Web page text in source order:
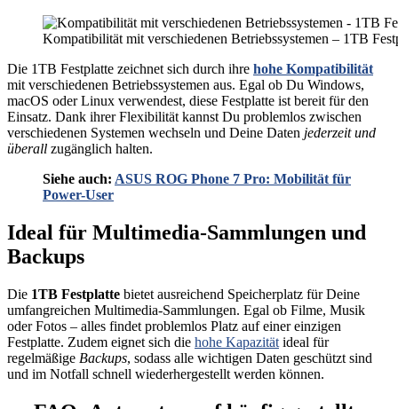
Kompatibilität mit verschiedenen Betriebssystemen – 1TB
Die 1TB Festplatte zeichnet sich durch ihre hohe Kompatibilität
mit verschiedenen Betriebssystemen aus. Egal ob Du Windows,
macOS oder Linux verwendest, diese Festplatte ist bereit für den
Einsatz. Dank ihrer Flexibilität kannst Du problemlos zwischen
verschiedenen Systemen wechseln und Deine Daten jederzeit und
überall zugänglich halten.
Siehe auch: ASUS ROG Phone 7 Pro: Mobilität für
Power-User
Ideal für Multimedia-Sammlungen und
Backups
Die 1TB Festplatte bietet ausreichend Speicherplatz für Deine
umfangreichen Multimedia-Sammlungen. Egal ob Filme, Musik
oder Fotos – alles findet problemlos Platz auf einer einzigen
Festplatte. Zudem eignet sich die hohe Kapazität ideal für
regelmäßige Backups, sodass alle wichtigen Daten geschützt sind
und im Notfall schnell wiederhergestellt werden können.